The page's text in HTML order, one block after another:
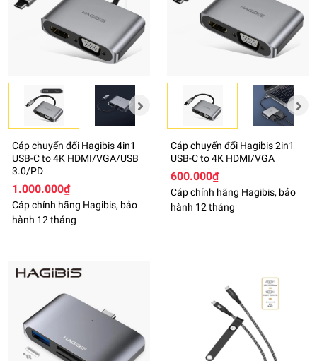
Cáp chuyển đổi Hagibis 4in1
USB-C to 4K HDMI/VGA/USB
3.0/PD
1.000.000₫
Cáp chính hãng Hagibis, bảo
hành 12 tháng
Cáp chuyển đổi Hagibis 2in1
USB-C to 4K HDMI/VGA
600.000₫
Cáp chính hãng Hagibis, bảo
hành 12 tháng